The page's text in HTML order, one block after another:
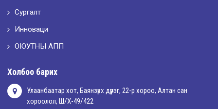
Сургалт
Инноваци
ОЮУТНЫ АПП
Холбоо барих
Улаанбаатар хот, Баянзүрх дүүрэг, 22-р хороо, Алтан сан
хороолол, Ш/Х-49/422